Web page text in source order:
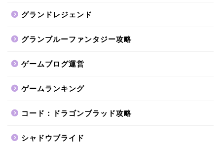
グランドレジェンド
グランブルーファンタジー攻略
ゲームブログ運営
ゲームランキング
コード：ドラゴンブラッド攻略
シャドウブライド